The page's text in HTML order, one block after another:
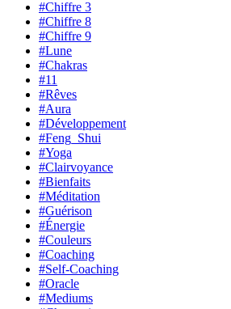
#Chiffre 3
#Chiffre 8
#Chiffre 9
#Lune
#Chakras
#11
#Rêves
#Aura
#Développement
#Feng_Shui
#Yoga
#Clairvoyance
#Bienfaits
#Méditation
#Guérison
#Énergie
#Couleurs
#Coaching
#Self-Coaching
#Oracle
#Mediums